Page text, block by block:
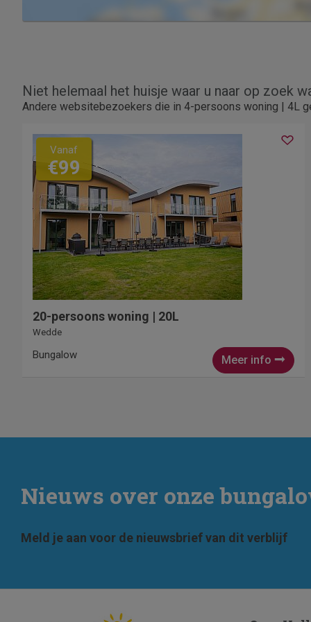
Niet helemaal het huisje waar u naar op zoek
Andere websitebezoekers die in 4-persoons woning | 4L
Vanaf
€99
20-persoons woning | 20L
Wedde
Meer info
Bungalow
Nieuws over onze
Meld je aan voor de nieuwsbrief van dit verblijf